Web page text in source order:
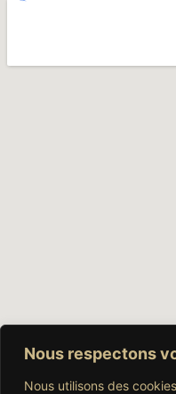
Nous respectons
Nous utilisons des